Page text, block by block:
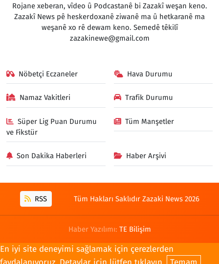
Rojane xeberan, vîdeo û Podcastanê bi Zazakî weşan keno.
Zazakî News pê heskerdoxanê ziwanê ma û hetkaranê ma
weşanê xo rê dewam keno. Semedê têkilî
zazakinewe@gmail.com
Nöbetçi Eczaneler Hava Durumu
Namaz Vakitleri Trafik Durumu
Süper Lig Puan Durumu
ve Fikstür
Tüm Manşetler
Son Dakika Haberleri Haber Arşivi
RSS Tüm Hakları Saklıdır Zazaki News 2026
Haber Yazılımı: TE Bilişim
En iyi site deneyimi sağlamak için çerezlerden